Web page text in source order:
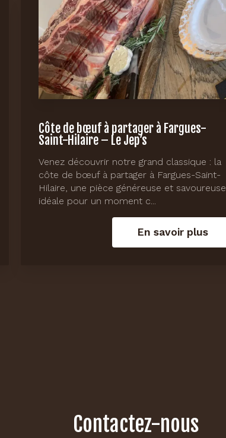
Côte de bœuf à partager à Fargues-
Saint-Hilaire – Le Jep’s
Venez découvrir notre grand classique : la
côte de bœuf à partager à Fargues-Saint-
Hilaire, une pièce généreuse et savoureuse,
idéale pour un moment c...
En savoir plus
Contactez-nous